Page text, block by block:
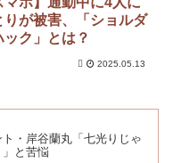
りが被害、「ショルダ
ック」とは？
2025.05.13
ト・岸谷蘭丸「七光りじゃ
と苦悩